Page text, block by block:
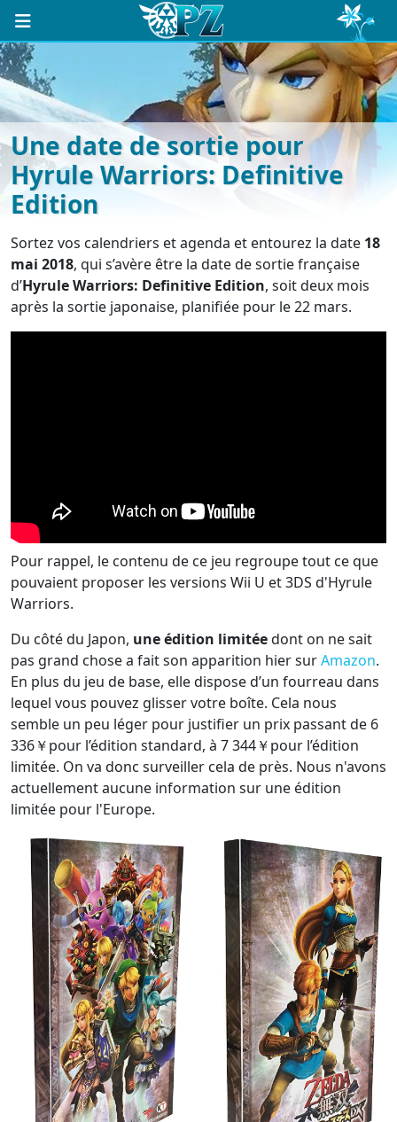
Une date de sortie pour
Hyrule Warriors: Definitive
Edition
Sortez vos calendriers et agenda et entourez la date 18
mai 2018, qui s’avère être la date de sortie française
d’Hyrule Warriors: Definitive Edition, soit deux mois
après la sortie japonaise, planifiée pour le 22 mars.
Pour rappel, le contenu de ce jeu regroupe tout ce que
pouvaient proposer les versions Wii U et 3DS d'Hyrule
Warriors.
Du côté du Japon, une édition limitéedont on ne sait
pas grand chose a fait son apparition hier surAmazon.
En plus du jeu de base, elle dispose d’un fourreau dans
lequel vous pouvez glisser votre boîte. Cela nous
semble un peu léger pour justifier un prix passant de 6
336￥pour l’édition standard, à 7 344￥pour l’édition
limitée. On va donc surveiller cela de près. Nous n'avons
actuellement aucune information sur une édition
limitée pour l'Europe.